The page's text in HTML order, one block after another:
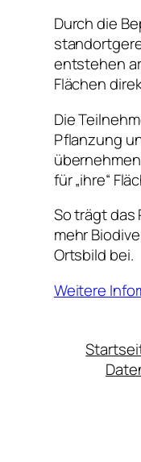
Durch die
entstehen
Flächen
Die
Pflanzung
für „ihre“
So trägt das
mehr
Ortsbild bei.
Weitere